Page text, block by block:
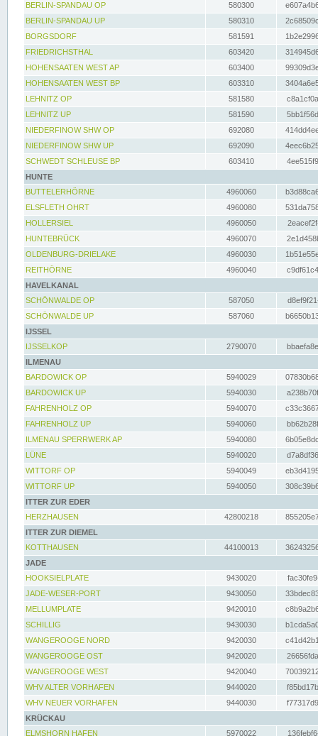
BERLIN-SPANDAU OP
580300
BERLIN-SPANDAU UP
580310
BORGSDORF
581591
FRIEDRICHSTHAL
603420
HOHENSAATEN WEST AP
603400
HOHENSAATEN WEST BP
603310
LEHNITZ OP
581580
LEHNITZ UP
581590
NIEDERFINOW SHW OP
692080
NIEDERFINOW SHW UP
692090
SCHWEDT SCHLEUSE BP
603410
HUNTE
BUTTELERHÖRNE
4960060
ELSFLETH OHRT
4960080
HOLLERSIEL
4960050
HUNTEBRÜCK
4960070
OLDENBURG-DRIELAKE
4960030
REITHÖRNE
4960040
HAVELKANAL
SCHÖNWALDE OP
587050
SCHÖNWALDE UP
587060
IJSSEL
IJSSELKOP
2790070
ILMENAU
BARDOWICK OP
5940029
BARDOWICK UP
5940030
FAHRENHOLZ OP
5940070
FAHRENHOLZ UP
5940060
ILMENAU SPERRWERK AP
5940080
LÜNE
5940020
WITTORF OP
5940049
WITTORF UP
5940050
ITTER ZUR EDER
HERZHAUSEN
42800218
ITTER ZUR DIEMEL
KOTTHAUSEN
44100013
JADE
HOOKSIELPLATE
9430020
JADE-WESER-PORT
9430050
MELLUMPLATE
9420010
SCHILLIG
9430030
WANGEROOGE NORD
9420030
WANGEROOGE OST
9420020
WANGEROOGE WEST
9420040
WHV ALTER VORHAFEN
9440020
WHV NEUER VORHAFEN
9440030
KRÜCKAU
ELMSHORN HAFEN
5970022